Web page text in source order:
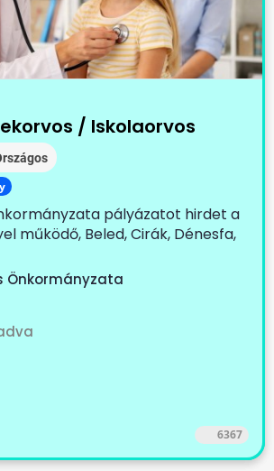
/ Iskolaorvos
pályázatot hirdet a
működő, Beled, Cirák, Dénesfa,
Önkormányzata
6367